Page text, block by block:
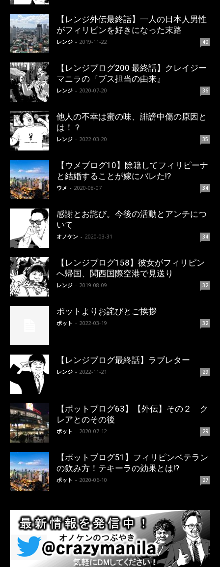
【レンジ外伝最終話】一人の日本人男性
がフィリピンを好きになった末路
レンジ - 2019-11-22 40
【レンジブログ200 最終話】クレイジー
マニラの『ブス担当の由来』
レンジ - 2020-07-20 36
他人の不幸は蜜の味、誹謗中傷の原因と
は！？
レンジ - 2022-03-20 35
【ウメブログ10】除籍してフィリピーナ
と結婚することが嫁にバレた!?
ウメ - 2020-08-07 34
感謝とお詫び。今後の活動とアンチにつ
いて
オノケン - 2020-03-31 34
【レンジブログ158】彼女がフィリピン
へ帰国、関西国際空港で見送り
レンジ - 2019-08-09 32
ポットよりお詫びとご挨拶
ポット - 2022-03-19 32
【レンジブログ最終話】ラブレター
レンジ - 2022-11-21 29
【ポットブログ63】【外伝】その２ ク
レアとのその後
ポット - 2020-07-12 29
【ポットブログ51】フィリピンベテラン
の飲み方！テキーラの効果とは!?
ポット - 2020-06-10 27